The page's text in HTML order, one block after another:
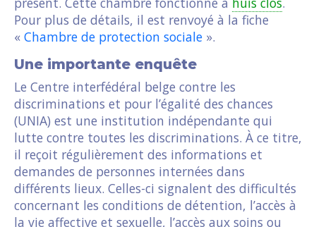
Pour plus de détails, il est renvoyé à la fiche
« Chambre de protection sociale ».
Une importante enquête
Le Centre interfédéral belge contre les
discriminations et pour l’égalité des chances
(UNIA) est une institution indépendante qui
lutte contre toutes les discriminations. À ce titre,
il reçoit régulièrement des informations et
demandes de personnes internées dans
différents lieux. Celles-ci signalent des difficultés
concernant les conditions de détention, l’accès à
la vie affective et sexuelle, l’accès aux soins ou